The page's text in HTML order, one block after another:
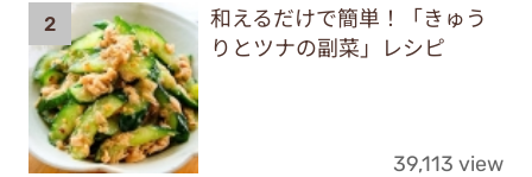
和えるだけで簡単！「きゅう
りとツナの副菜」レシピ
39,113 view